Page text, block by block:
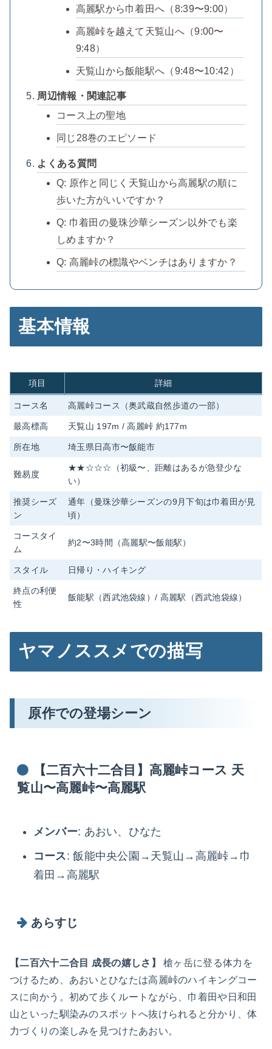
高麗駅から巾着田へ（8:39〜9:00）
高麗峠を越えて天覧山へ（9:00〜
9:48）
天覧山から飯能駅へ（9:48〜10:42）
周辺情報・関連記事
コース上の聖地
同じ28巻のエピソード
よくある質問
Q: 原作と同じく天覧山から高麗駅の順に
歩いた方がいいですか？
Q: 巾着田の曼珠沙華シーズン以外でも楽
しめますか？
Q: 高麗峠の標識やベンチはありますか？
基本情報
項目 詳細
コース名 高麗峠コース（奥武蔵自然歩道の一部）
最高標高 天覧山 197m / 高麗峠 約177m
所在地 埼玉県日高市〜飯能市
難易度
★★☆☆☆（初級〜、距離はあるが急登少な
い）
推奨シーズ
ン
通年（曼珠沙華シーズンの9月下旬は巾着田が見
頃）
コースタイ
ム
約2〜3時間（高麗駅〜飯能駅）
スタイル 日帰り・ハイキング
終点の利便
性
飯能駅（西武池袋線）/ 高麗駅（西武池袋線）
ヤマノススメでの描写
原作での登場シーン
【二百六十二合目】高麗峠コース 天
覧山〜高麗峠〜高麗駅
メンバー: あおい、ひなた
コース : 飯能中央公園→天覧山→高麗峠→巾
着田→高麗駅
あらすじ
【二百六十二合目 成長の嬉しさ】
槍ヶ岳に登る体力を
つけるため、あおいとひなたは高麗峠のハイキングコー
スに向かう。初めて歩くルートながら、巾着田や日和田
山といった馴染みのスポットへ抜けられると分かり、体
力づくりの楽しみを見つけたあおい。